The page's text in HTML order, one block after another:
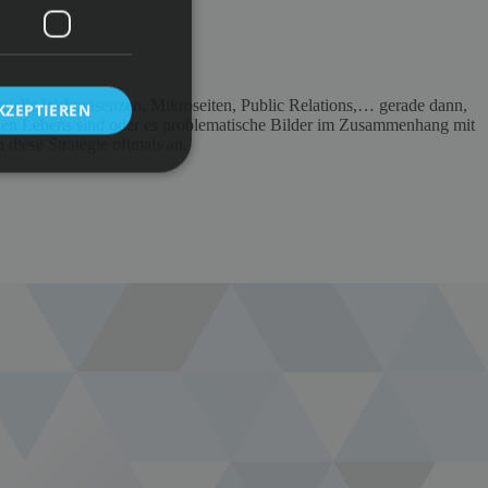
Webpräsenzen, Mikroseiten, Public Relations,… gerade dann,
Lebens sind oder es problematische Bilder im Zusammenhang mit